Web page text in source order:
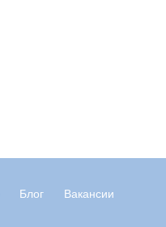
Блог
Вакансии